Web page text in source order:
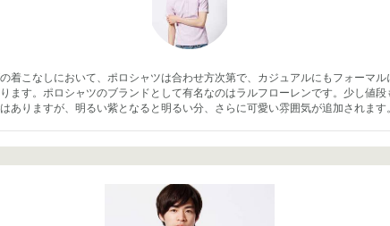
こなしにおいて、ポロシャツは合わせ方次第で、カジュアルにもフォーマ
ます。ポロシャツのブランドとして有名なのはラルフローレンです。少し値
りますが、明るい紫となると明るい分、さらに可愛い雰囲気が追加されま